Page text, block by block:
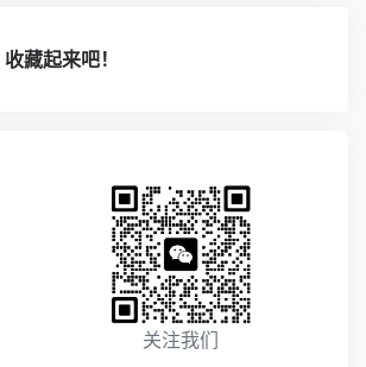
收藏起来吧！
关注我们